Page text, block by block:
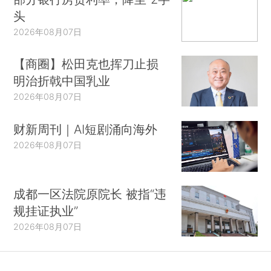
头
2026年08月07日
【商圈】松田克也挥刀止损
明治折戟中国乳业
2026年08月07日
财新周刊｜AI短剧涌向海外
2026年08月07日
成都一区法院原院长 被指“违
规挂证执业”
2026年08月07日